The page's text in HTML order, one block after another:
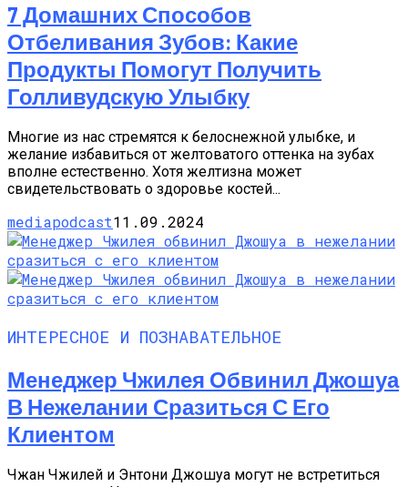
7 Домашних Способов
Отбеливания Зубов: Какие
Продукты Помогут Получить
Голливудскую Улыбку
Многие из нас стремятся к белоснежной улыбке, и
желание избавиться от желтоватого оттенка на зубах
вполне естественно. Хотя желтизна может
свидетельствовать о здоровье костей...
mediapodcast11.09.2024
ИНТЕРЕСНОЕ И ПОЗНАВАТЕЛЬНОЕ
Менеджер Чжилея Обвинил Джошуа
В Нежелании Сразиться С Его
Клиентом
Чжан Чжилей и Энтони Джошуа могут не встретиться